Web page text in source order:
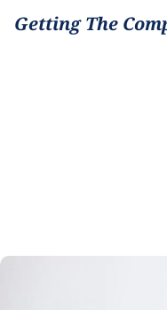
Getting The